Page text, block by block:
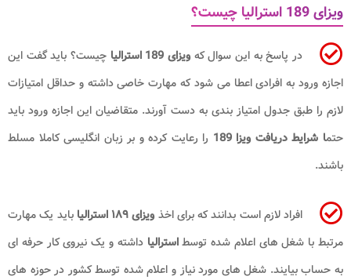
ویزای 189 استرالیا چیست؟
در پاسخ به این سوال کهویزای 189 استرالیا
چیست؟ باید گفت این
اجازه ورود به افرادی اعطا می شود که مهارت خاصی داشته و حداقل امتیازات
لازم را طبق جدول امتیاز بندی به دست آورند. متقاضیان این اجازه ورود باید
حتما شرایط دریافت ویزا 189
را رعایت کرده و بر زبان انگلیسی کاملا مسلط
باشند.
افراد لازم است بدانند که برای اخذویزای ۱۸۹ استرالیا
باید یک مهارت
مرتبط با شغل های اعلام شده توسطاسترالیا داشته و یک نیروی کار حرفه ای
به حساب بیایند. شغل های مورد نیاز و اعلام شده توسط کشور در حوزه های